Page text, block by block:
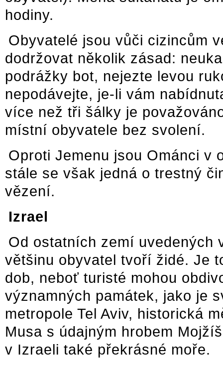
hodiny.
Obyvatelé jsou vůči cizincům
dodržovat několik zásad:
podrážky bot, nejezte levou
nepodávejte, je-li vám
více než tři šálky je
místní obyvatele bez svolení.
Oproti Jemenu jsou Ománci v
stále se však jedná o trestný
vězení.
Izrael
Od ostatních zemí uvedených
většinu obyvatel tvoří židé. Je
dob, neboť turisté mohou
významných památek, jako je
metropole Tel Aviv, historická
Musa s údajným hrobem
v Izraeli také překrásné moře.